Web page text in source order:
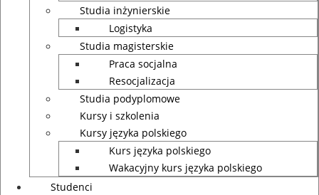
Studia inżynierskie
Logistyka
Studia magisterskie
Praca socjalna
Resocjalizacja
Studia podyplomowe
Kursy i szkolenia
Kursy języka polskiego
Kurs języka polskiego
Wakacyjny kurs języka polskiego
Studenci